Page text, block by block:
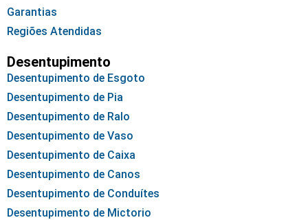
Garantias
Regiões Atendidas
Desentupimento
Desentupimento de Esgoto
Desentupimento de Pia
Desentupimento de Ralo
Desentupimento de Vaso
Desentupimento de Caixa
Desentupimento de Canos
Desentupimento de Conduítes
Desentupimento de Mictorio